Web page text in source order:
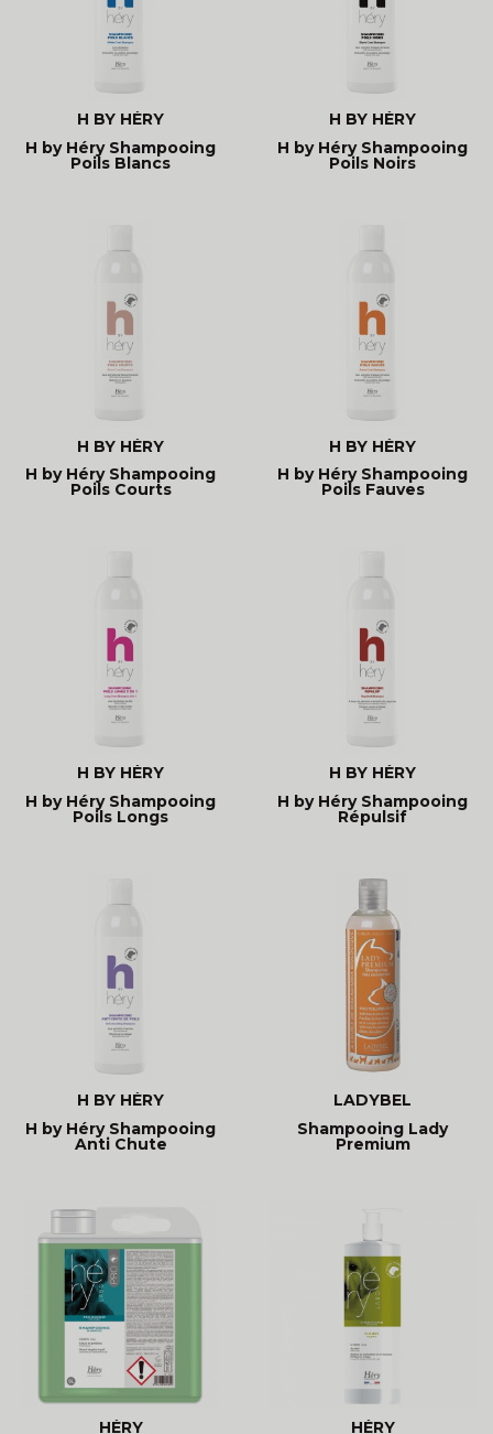
H BY HÉRY
H by Héry Shampooing
Poils Blancs
H BY HÉRY
H by Héry Shampooing
Poils Noirs
H BY HÉRY
H by Héry Shampooing
Poils Courts
H BY HÉRY
H by Héry Shampooing
Poils Fauves
H BY HÉRY
H by Héry Shampooing
Poils Longs
H BY HÉRY
H by Héry Shampooing
Répulsif
H BY HÉRY
H by Héry Shampooing
Anti Chute
LADYBEL
Shampooing Lady
Premium
HÉRY HÉRY